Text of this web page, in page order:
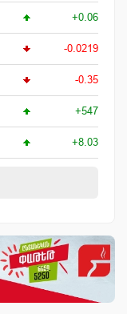
+0.06
-0.0219
-0.35
+547
+8.03